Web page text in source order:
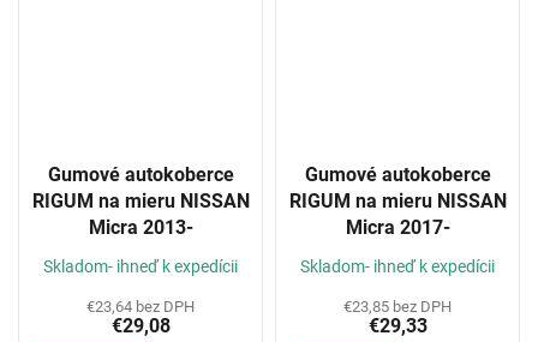
Gumové autokoberce
RIGUM na mieru NISSAN
Micra 2013-
Skladom- ihneď k expedícii
€23,64 bez DPH
€29,08
Gumové autokoberce
RIGUM na mieru NISSAN
Micra 2017-
Skladom- ihneď k expedícii
€23,85 bez DPH
€29,33